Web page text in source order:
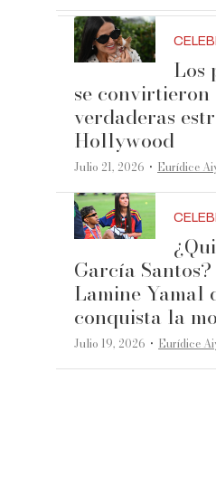
Los
se convirtieron
verdaderas
Hollywood
Julio 21, 2026 ·Eurídice
García
Lamine Yamal
conquista la
Julio 19, 2026 ·Eurídice